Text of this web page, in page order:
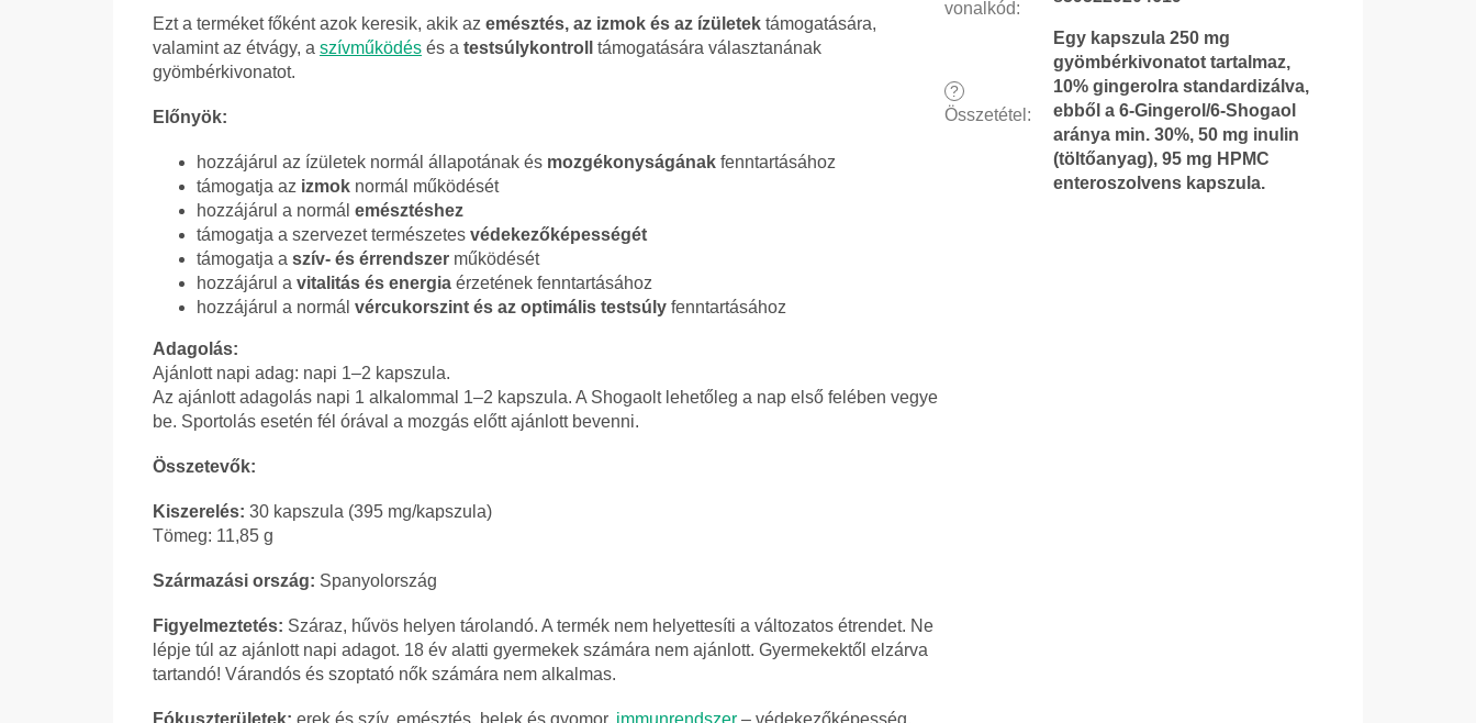
Ezt a terméket főként azok keresik, akik az emésztés, az izmok és az ízületek támogatására,
valamint az étvágy, a szívműködés és a testsúlykontroll
támogatására választanának
gyömbérkivonatot.
Előnyök:
hozzájárul az ízületek normál állapotának és mozgékonyságának fenntartásához
támogatja az izmok normál működését
hozzájárul a normál emésztéshez
támogatja a szervezet természetes védekezőképességét
támogatja a szív- és érrendszer működését
hozzájárul a vitalitás és energia érzetének fenntartásához
hozzájárul a normál vércukorszint és az optimális testsúly fenntartásához
Adagolás:
Ajánlott napi adag: napi 1–2 kapszula.
Az ajánlott adagolás napi 1 alkalommal 1–2 kapszula. A Shogaolt lehetőleg a nap első felében vegye
be. Sportolás esetén fél órával a mozgás előtt ajánlott bevenni.
Összetevők:
Kiszerelés: 30 kapszula (395 mg/kapszula)
Tömeg: 11,85 g
Származási ország: Spanyolország
Figyelmeztetés: Száraz, hűvös helyen tárolandó. A termék nem helyettesíti a változatos étrendet. Ne
lépje túl az ajánlott napi adagot. 18 év alatti gyermekek számára nem ajánlott. Gyermekektől elzárva
tartandó! Várandós és szoptató nők számára nem alkalmas.
Fókuszterületek: erek és szív, emésztés, belek és gyomor, immunrendszer – védekezőképesség,
vonalkód:
?
Összetétel :
Egy kapszula 250 mg
gyömbérkivonatot tartalmaz,
10% gingerolra standardizálva,
ebből a 6-Gingerol/6-Shogaol
aránya min. 30%, 50 mg inulin
(töltőanyag), 95 mg HPMC
enteroszolvens kapszula.